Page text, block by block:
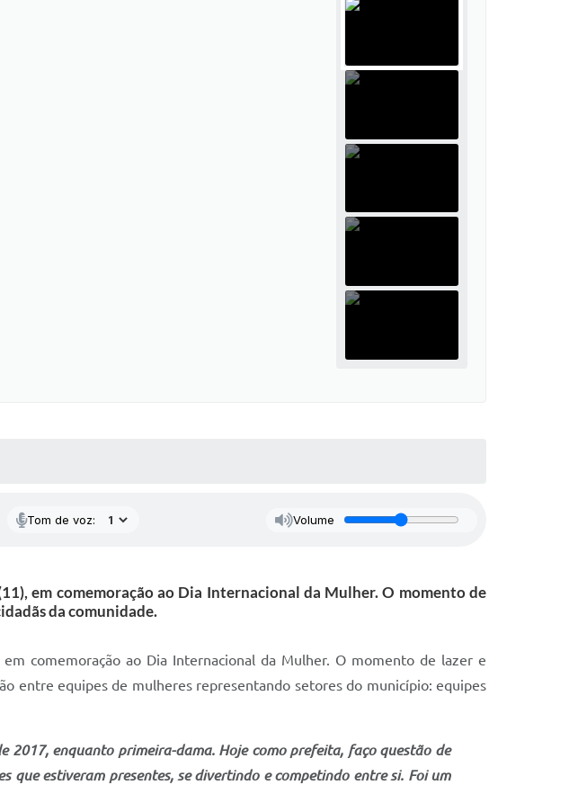
Tom de voz: Volume
em comemoração ao Dia Internacional da Mulher. O momento de
da comunidade.
comemoração ao Dia Internacional da Mulher. O momento de lazer e
entre equipes de mulheres representando setores do município: equipes
2017, enquanto primeira-dama. Hoje como prefeita, faço questão de
estiveram presentes, se divertindo e competindo entre si. Foi um